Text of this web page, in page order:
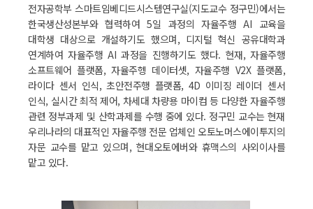
전자공학부 스마트임베디드시스템연구실(지도교수 정구민)에서는
한국생산성본부와 협력하여 5일 과정의 자율주행 AI 교육을
대학생 대상으로 개설하기도 했으며, 디지털 혁신 공유대학과
연계하여 자율주행 AI 과정을 진행하기도 했다. 현재, 자율주행
소프트웨어 플랫폼, 자율주헹 데이터셋, 자율주행 V2X 플랫폼,
라이다 센서 인식, 초안전주행 플랫폼, 4D 이미징 레이더 센서
인식, 실시간 최적 제어, 차세대 차량용 마이컴 등 다양한 자율주행
관련 정부과제 및 산학과제를 수행 중에 있다. 정구민 교수는 현재
우리나라의 대표적인 자율주행 전문 업체인 오토노머스에이투지의
자문 교수를 맡고 있으며, 현대오토에버와 휴맥스의 사외이사를
맡고 있다.